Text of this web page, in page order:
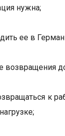
нужна;
ее в
возвращения
к